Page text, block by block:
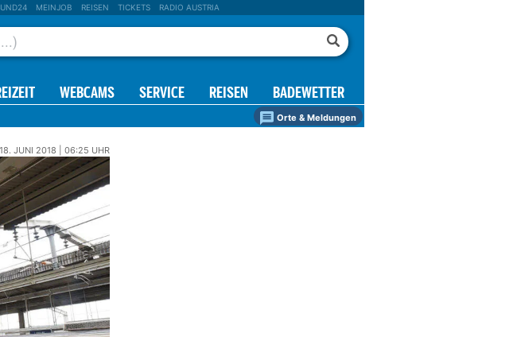
MEINJOB REISEN TICKETS RADIO AUSTRIA
WEBCAMS SERVICE REISEN BADEWETTER
Orte & Meldungen
18. JUNI 2018 | 06:25 UHR